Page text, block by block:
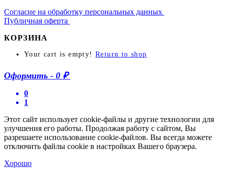
Согласие на обработку персональных данных
Публичная оферта
КОРЗИНА
Your cart is empty! Return to shop
Оформить - 0 ₽
0
1
Этот сайт использует cookie-файлы и другие технологии для
улучшения его работы. Продолжая работу с сайтом, Вы
разрешаете использование cookie-файлов. Вы всегда можете
отключить файлы cookie в настройках Вашего браузера.
Хорошо